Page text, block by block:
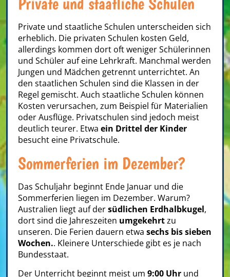
Private und staatliche Schulen unterscheiden sich
erheblich. Die privaten Schulen kosten Geld,
allerdings kommen dort oft weniger Schülerinnen
und Schüler auf eine Lehrkraft. Manchmal werden
Jungen und Mädchen getrennt unterrichtet. An
den staatlichen Schulen sind die Klassen in der
Regel gemischt. Auch staatliche Schulen können
Kosten verursachen, zum Beispiel für Materialien
oder Ausflüge. Privatschulen sind jedoch meist
deutlich teurer. Etwa ein Drittel der Kinder
besucht eine Privatschule.
Sommerferien im Dezember?
Das Schuljahr beginnt Ende Januar und die
Sommerferien liegen im Dezember. Warum?
Australien liegt auf dersüdlichen Erdhalbkugel,
dort sind die Jahreszeiten umgekehrtzu
unseren. Die Ferien dauern etwa sechs bis sieben
Wochen.. Kleinere Unterschiede gibt es je nach
Bundesstaat.
Der Unterricht beginnt meist um 9:00 Uhr und